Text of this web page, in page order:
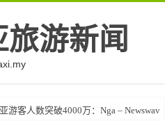
游新闻
游客人数突破4000万：Nga – Newswav